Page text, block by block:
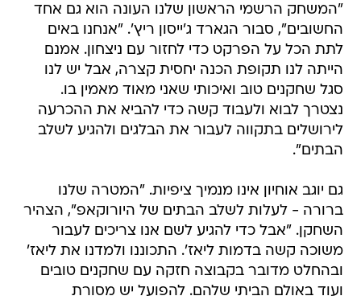
"המשחק הרשמי הראשון שלנו העונה הוא גם אחד
החשובים", סבור הגארד ג'ייסון ריץ'. "אנחנו באים
לתת הכל על הפרקט כדי לחזור עם ניצחון. אמנם
הייתה לנו תקופת הכנה יחסית קצרה, אבל יש לנו
סגל שחקנים טוב ואיכותי שאני מאוד מאמין בו.
נצטרך לבוא ולעבוד קשה כדי להביא את ההכרעה
לירושלים בתקווה לעבור את הבלגים ולהגיע לשלב
הבתים".
גם יוגב אוחיון אינו מנמיך ציפיות. "המטרה שלנו
ברורה - לעלות לשלב הבתים של היורוקאפ", הצהיר
השחקן. "אבל כדי להגיע לשם אנו צריכים לעבור
משוכה קשה בדמות ליאז'. התכוננו ולמדנו את ליאז'
ובהחלט מדובר בקבוצה חזקה עם שחקנים טובים
ועוד באולם הביתי שלהם. להפועל יש מסורת